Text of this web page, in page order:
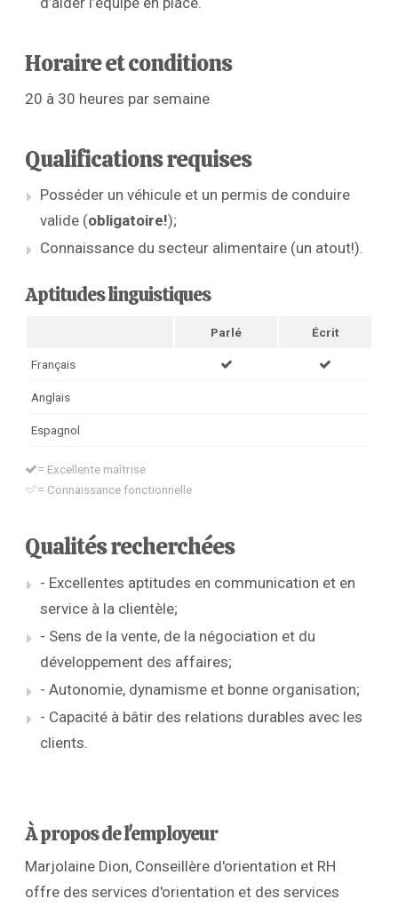
Horaire et conditions
20 à 30 heures par semaine
Qualifications requises
Posséder un véhicule et un permis de conduire
valide (obligatoire!);
Connaissance du secteur alimentaire (un atout!).
Aptitudes linguistiques
Parlé Écrit
Français
Anglais
Espagnol
= Excellente maîtrise
= Connaissance fonctionnelle
Qualités recherchées
- Excellentes aptitudes en communication et en
service à la clientèle;
- Sens de la vente, de la négociation et du
développement des affaires;
- Autonomie, dynamisme et bonne organisation;
- Capacité à bâtir des relations durables avec les
clients.
À propos de l'employeur
Marjolaine Dion, Conseillère d'orientation et RH
offre des services d'orientation et des services